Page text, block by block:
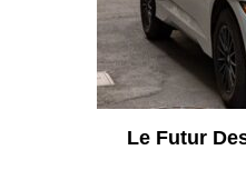
Le Futur